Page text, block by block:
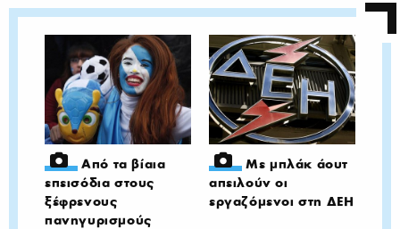
Από τα βίαια
επεισόδια στους
ξέφρενους
πανηγυρισμούς
Με μπλάκ άουτ
απειλούν οι
εργαζόμενοι στη ΔΕΗ